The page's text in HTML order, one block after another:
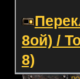
8ой) /
8)